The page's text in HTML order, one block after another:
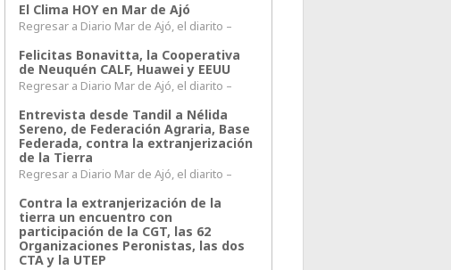
El Clima HOY en Mar de Ajó
Regresar a Diario Mar de Ajó, el diarito –
Felicitas Bonavitta, la Cooperativa
de Neuquén CALF, Huawei y EEUU
Regresar a Diario Mar de Ajó, el diarito –
Entrevista desde Tandil a Nélida
Sereno, de Federación Agraria, Base
Federada, contra la extranjerización
de la Tierra
Regresar a Diario Mar de Ajó, el diarito –
Contra la extranjerización de la
tierra un encuentro con
participación de la CGT, las 62
Organizaciones Peronistas, las dos
CTA y la UTEP